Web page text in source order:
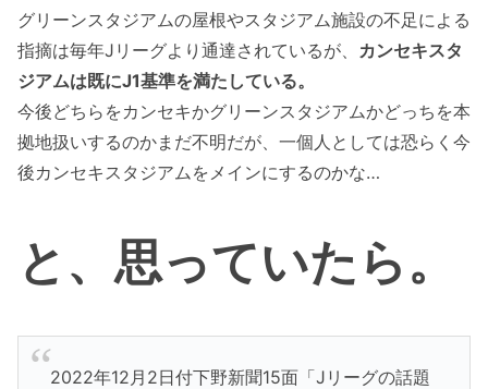
グリーンスタジアムの屋根やスタジアム施設の不足による
指摘は毎年Jリーグより通達されているが、 カンセキスタ
ジアムは既にJ1基準を満たしている。
今後どちらをカンセキかグリーンスタジアムかどっちを本
拠地扱いするのかまだ不明だが、一個人としては恐らく今
後カンセキスタジアムをメインにするのかな…
と、思っていたら。
2022年12月2日付下野新聞15面「Jリーグの話題